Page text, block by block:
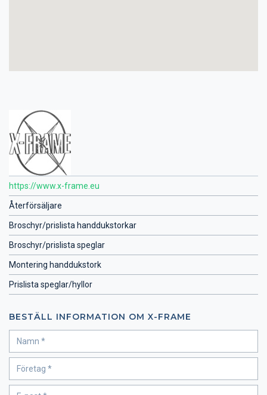
https://www.x-frame.eu
Återförsäljare
Broschyr/prislista handdukstorkar
Broschyr/prislista speglar
Montering handdukstork
Prislista speglar/hyllor
BESTÄLL INFORMATION OM X-FRAME